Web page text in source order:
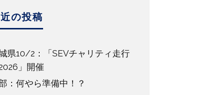
の投稿
県10/2：「SEVチャリティ走行
」開催
：何やら準備中！？